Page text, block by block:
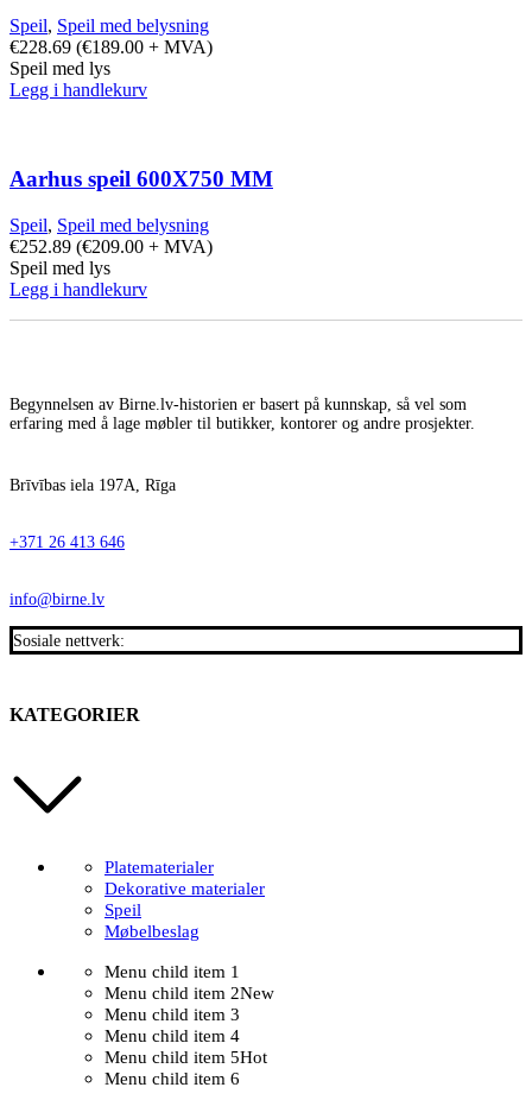
Speil, Speil med belysning
€228.69 (€189.00 + MVA)
Speil med lys
Legg i handlekurv
Aarhus speil 600X750 MM
Speil, Speil med belysning
€252.89 (€209.00 + MVA)
Speil med lys
Legg i handlekurv
Begynnelsen av Birne.lv-historien er basert på kunnskap, så vel som
erfaring med å lage møbler til butikker, kontorer og andre prosjekter.
Brīvības iela 197A, Rīga
+371 26 413 646
info@birne.lv
Sosiale nettverk:
KATEGORIER
Platematerialer
Dekorative materialer
Speil
Møbelbeslag
Menu child item 1
Menu child item 2New
Menu child item 3
Menu child item 4
Menu child item 5Hot
Menu child item 6